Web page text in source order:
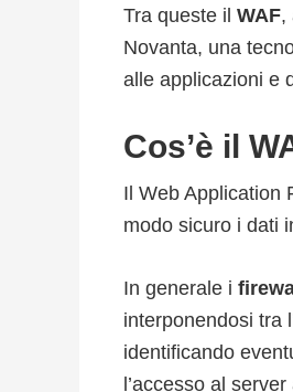
Tra queste il WAF,
Novanta, una
alle applicazioni e
Cos’è il
Il Web Application
modo sicuro i dati
In generale i
interponendosi tra
identificando
l’accesso al